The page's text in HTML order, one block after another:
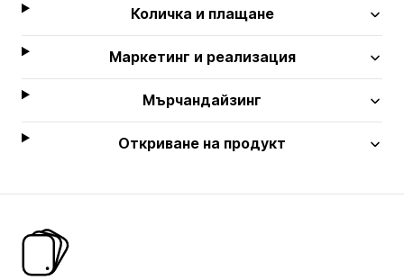
Количка и плащане
Маркетинг и реализация
Мърчандайзинг
Откриване на продукт